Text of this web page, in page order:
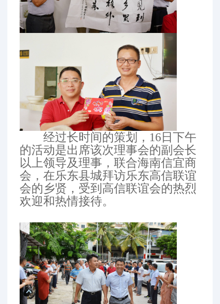
经过长时间的策划，16日下午
的活动是出席该次理事会的副会长
以上领导及理事，联合海南信宜商
会，在乐东县城拜访乐东高信联谊
会的乡贤，受到高信联谊会的热烈
欢迎和热情接待。